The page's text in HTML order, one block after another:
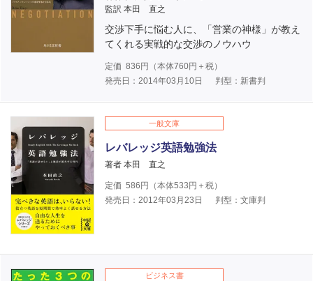
監訳 本田 直之
交渉下手に悩む人に、「営業の神様」が教え
てくれる実戦的な交渉のノウハウ
定価 836 円（本体760円＋税）
発売日：2014年03月10日
判型：新書判
一般文庫
レバレッジ英語勉強法
著者 本田 直之
定価 586 円（本体533 円＋税）
発売日：2012年03月23日
判型：文庫判
ビジネス書